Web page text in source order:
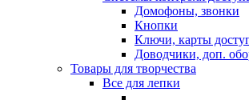
Домофоны, звонки
Кнопки
Ключи, карты
Доводчики, доп.
Товары для творчества
Все для лепки